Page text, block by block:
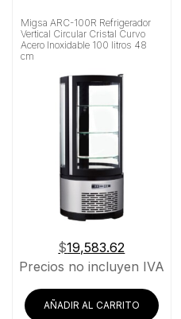
Migsa ARC-100R Refrigerador
Vertical Circular Cristal Curvo
Acero Inoxidable 100 litros 48
cm
$19,583.62
Precios no incluyen IVA
AÑADIR AL CARRITO